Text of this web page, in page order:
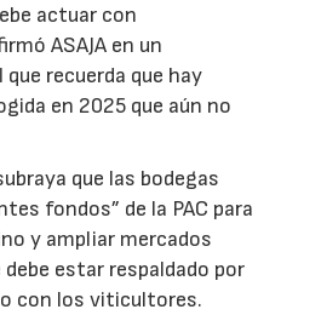
actuar con
ASAJA en un
recuerda que hay
en 2025 que aún no
que las bodegas
fondos” de la PAC para
y ampliar mercados
estar respaldado por
con los viticultores.